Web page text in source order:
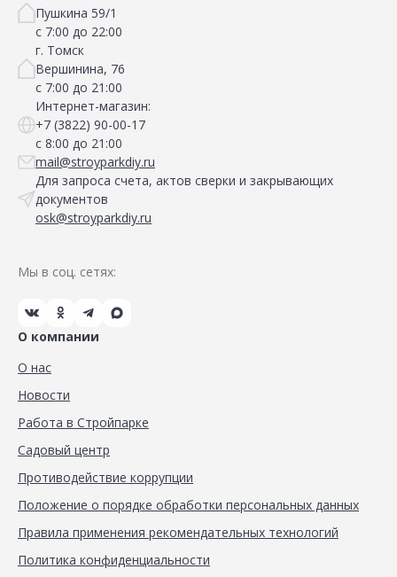
Пушкина 59/1
с 7:00 до 22:00
г. Томск
Вершинина, 76
с 7:00 до 21:00
Интернет-магазин:
+7 (3822) 90-00-17
с 8:00 до 21:00
mail@stroyparkdiy.ru
Для запроса счета, актов сверки и закрывающих
документов
osk@stroyparkdiy.ru
Мы в соц. сетях:
О компании
О нас
Новости
Работа в Стройпарке
Садовый центр
Противодействие коррупции
Положение о порядке обработки персональных данных
Правила применения рекомендательных технологий
Политика конфиденциальности